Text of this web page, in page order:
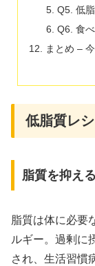
Q5. 低
Q6. 食
まとめ –
低脂質レ
脂質を抑え
脂質は体に必要
ルギー。過剰に
され、生活習慣